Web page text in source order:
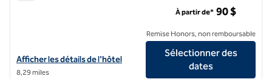
Afficher les détails de l'hôtel Hampton Inn Kansas City/Overland Park
Afficher les détails de l'hôtel
8,29 miles
À partir de* 90 $
Remise Honors, non remboursable
Sélectionner des
dates